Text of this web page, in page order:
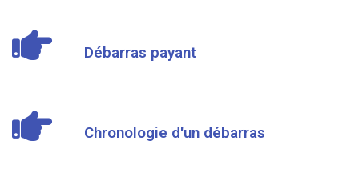
Débarras payant
Chronologie d'un débarras